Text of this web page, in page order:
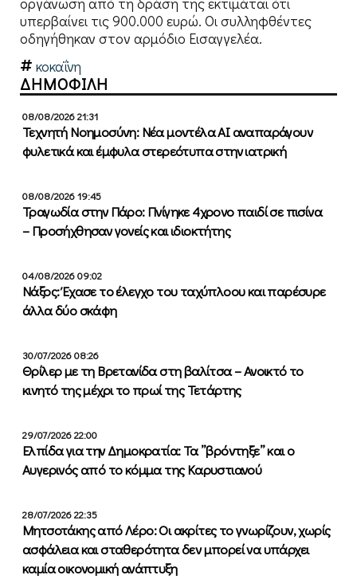
υπερβαίνει τις 900.000 ευρώ. Οι συλληφθέντες
οδηγήθηκαν στον αρμόδιο Εισαγγελέα.
κοκαΐνη
ΔΗΜΟΦΙΛΗ
08/08/2026 21:31
Τεχνητή Νοημοσύνη: Νέα μοντέλα ΑΙ αναπαράγουν
φυλετικά και έμφυλα στερεότυπα στην ιατρική
08/08/2026 19:45
Τραγωδία στην Πάρο: Πνίγηκε 4χρονο παιδί σε πισίνα
– Προσήχθησαν γονείς και ιδιοκτήτης
04/08/2026 09:02
Νάξος: Έχασε το έλεγχο του ταχύπλοου και παρέσυρε
άλλα δύο σκάφη
30/07/2026 08:26
Θρίλερ με τη Βρετανίδα στη βαλίτσα – Ανοικτό το
κινητό της μέχρι το πρωί της Τετάρτης
29/07/2026 22:00
Ελπίδα για την Δημοκρατία: Τα ”βρόντηξε” και ο
Αυγερινός από το κόμμα της Καρυστιανού
28/07/2026 22:35
Μητσοτάκης από Λέρο: Οι ακρίτες το γνωρίζουν, χωρίς
ασφάλεια και σταθερότητα δεν μπορεί να υπάρχει
καμία οικονομική ανάπτυξη